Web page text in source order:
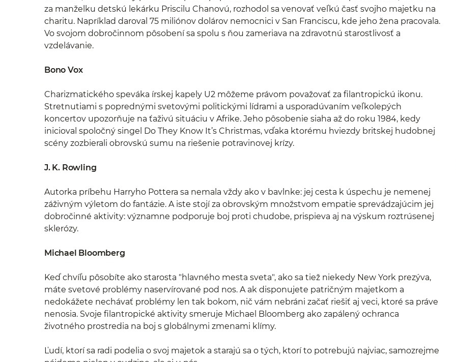
za manželku detskú lekárku Priscilu Chanovú, rozhodol sa venovať veľkú časť svojho majetku na
charitu. Napríklad daroval 75 miliónov dolárov nemocnici v San Franciscu, kde jeho žena pracovala.
Vo svojom dobročinnom pôsobení sa spolu s ňou zameriava na zdravotnú starostlivosť a
vzdelávanie.
Bono Vox
Charizmatického speváka írskej kapely U2 môžeme právom považovať za filantropickú ikonu.
Stretnutiami s poprednými svetovými politickými lídrami a usporadúvaním veľkolepých
koncertov upozorňuje na ťaživú situáciu v Afrike. Jeho pôsobenie siaha až do roku 1984, kedy
inicioval spoločný singel Do They Know It’s Christmas, vďaka ktorému hviezdy britskej hudobnej
scény zozbierali obrovskú sumu na riešenie potravinovej krízy.
J. K. Rowling
Autorka príbehu Harryho Pottera sa nemala vždy ako v bavlnke: jej cesta k úspechu je nemenej
záživným výletom do fantázie. A iste stojí za obrovským množstvom empatie sprevádzajúcim jej
dobročinné aktivity: významne podporuje boj proti chudobe, prispieva aj na výskum roztrúsenej
sklerózy.
Michael Bloomberg
Keď chvíľu pôsobíte ako starosta "hlavného mesta sveta", ako sa tiež niekedy New York prezýva,
máte svetové problémy naservírované pod nos. A ak disponujete patričným majetkom a
nedokážete nechávať problémy len tak bokom, nič vám nebráni začať riešiť aj veci, ktoré sa práve
nenosia. Svoje filantropické aktivity smeruje Michael Bloomberg ako zapálený ochranca
životného prostredia na boj s globálnymi zmenami klímy.
Ľudí, ktorí sa radi podelia o svoj majetok a starajú sa o tých, ktorí to potrebujú najviac, samozrejme